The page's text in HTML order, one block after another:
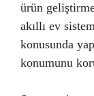
ürün
akıllı ev
konusunda
konumunu